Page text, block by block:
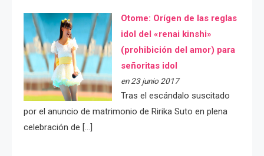
Otome: Orígen de las reglas
idol del «renai kinshi»
(prohibición del amor) para
señoritas idol
en 23 junio 2017
Tras el escándalo suscitado
por el anuncio de matrimonio de Ririka Suto en plena
celebración de […]